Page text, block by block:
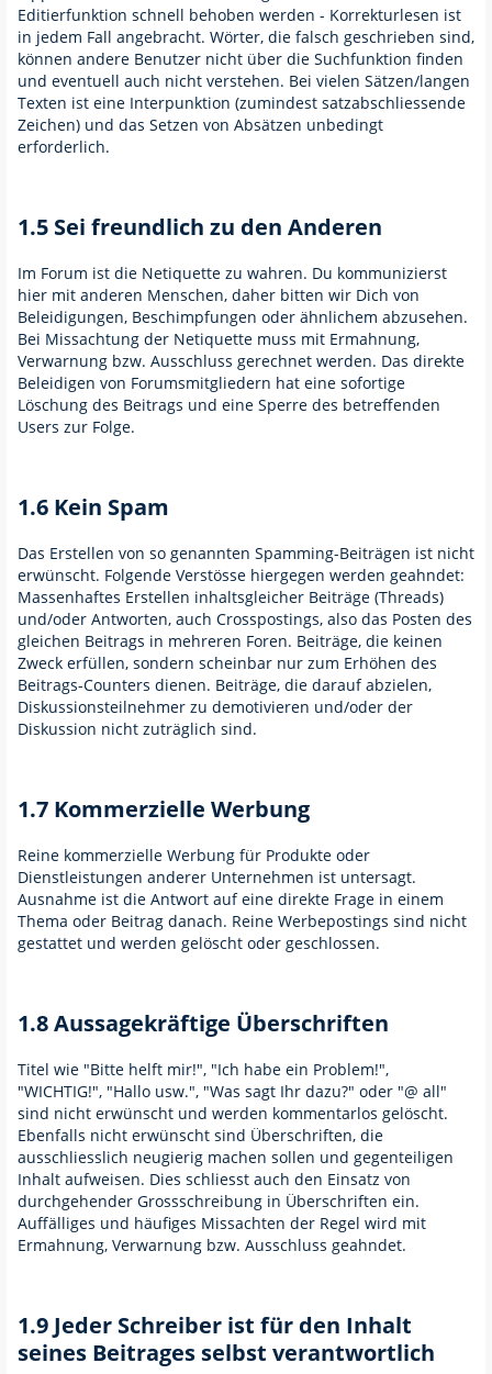
Editierfunktion schnell behoben werden - Korrekturlesen ist
in jedem Fall angebracht. Wörter, die falsch geschrieben sind,
können andere Benutzer nicht über die Suchfunktion finden
und eventuell auch nicht verstehen. Bei vielen Sätzen/langen
Texten ist eine Interpunktion (zumindest satzabschliessende
Zeichen) und das Setzen von Absätzen unbedingt
erforderlich.
1.5 Sei freundlich zu den Anderen
Im Forum ist die Netiquette zu wahren. Du kommunizierst
hier mit anderen Menschen, daher bitten wir Dich von
Beleidigungen, Beschimpfungen oder ähnlichem abzusehen.
Bei Missachtung der Netiquette muss mit Ermahnung,
Verwarnung bzw. Ausschluss gerechnet werden. Das direkte
Beleidigen von Forumsmitgliedern hat eine sofortige
Löschung des Beitrags und eine Sperre des betreffenden
Users zur Folge.
1.6 Kein Spam
Das Erstellen von so genannten Spamming-Beiträgen ist nicht
erwünscht. Folgende Verstösse hiergegen werden geahndet:
Massenhaftes Erstellen inhaltsgleicher Beiträge (Threads)
und/oder Antworten, auch Crosspostings, also das Posten des
gleichen Beitrags in mehreren Foren. Beiträge, die keinen
Zweck erfüllen, sondern scheinbar nur zum Erhöhen des
Beitrags-Counters dienen. Beiträge, die darauf abzielen,
Diskussionsteilnehmer zu demotivieren und/oder der
Diskussion nicht zuträglich sind.
1.7 Kommerzielle Werbung
Reine kommerzielle Werbung für Produkte oder
Dienstleistungen anderer Unternehmen ist untersagt.
Ausnahme ist die Antwort auf eine direkte Frage in einem
Thema oder Beitrag danach. Reine Werbepostings sind nicht
gestattet und werden gelöscht oder geschlossen.
1.8 Aussagekräftige Überschriften
Titel wie "Bitte helft mir!", "Ich habe ein Problem!",
"WICHTIG!", "Hallo usw.", "Was sagt Ihr dazu?" oder "@ all"
sind nicht erwünscht und werden kommentarlos gelöscht.
Ebenfalls nicht erwünscht sind Überschriften, die
ausschliesslich neugierig machen sollen und gegenteiligen
Inhalt aufweisen. Dies schliesst auch den Einsatz von
durchgehender Grossschreibung in Überschriften ein.
Auffälliges und häufiges Missachten der Regel wird mit
Ermahnung, Verwarnung bzw. Ausschluss geahndet.
1.9 Jeder Schreiber ist für den Inhalt
seines Beitrages selbst verantwortlich